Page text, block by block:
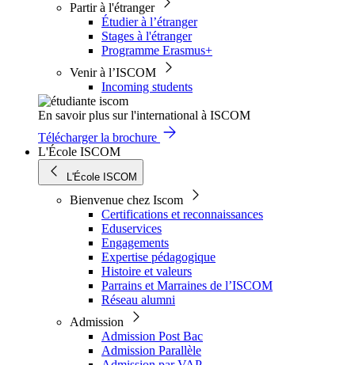
Partir à l'étranger
Étudier à l’étranger
Stages à l'étranger
Programme Erasmus+
Venir à l’ISCOM
Incoming students
En savoir plus sur l'international à ISCOM
Télécharger la brochure
L'École ISCOM
L'École ISCOM
Bienvenue chez Iscom
Certifications et reconnaissances
Eduservices
Engagements
Expertise pédagogique
Histoire et valeurs
Parrains et Marraines de l’ISCOM
Réseau alumni
Admission
Admission Post Bac
Admission Parallèle